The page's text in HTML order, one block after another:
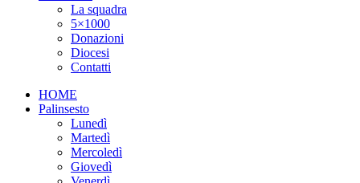
La squadra
5×1000
Donazioni
Diocesi
Contatti
HOME
Palinsesto
Lunedì
Martedì
Mercoledì
Giovedì